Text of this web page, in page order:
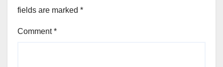
fields are marked *
Comment*